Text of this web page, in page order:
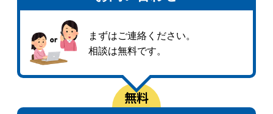
まずはご連絡ください。
相談は無料です。